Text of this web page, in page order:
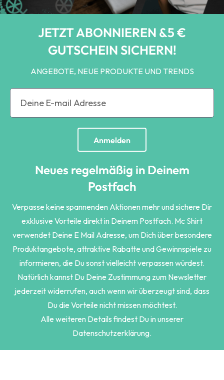
JETZT ABONNIEREN &5 €
GUTSCHEIN SICHERN!
ANGEBOTE, NEUE PRODUKTE UND TRENDS
Anmelden
Neues regelmäßig in Deinem
Postfach
Verpasse keine spannenden Aktionen mehr und sichere Dir
exklusive Vorteile direkt in Deinem Postfach. Mc Shirt
verwendet Deine E Mail Adresse, um Dich über besondere
Produktangebote, attraktive Rabatte und Gewinnspiele zu
informieren, die Du sonst vielleicht verpassen würdest.
Natürlich kannst Du Deine Zustimmung zum Newsletter
jederzeit widerrufen, auch wenn wir überzeugt sind, dass
Du die Vorteile nicht missen möchtest.
Alle weiteren Details findest Du in unserer
Datenschutzerklärung.